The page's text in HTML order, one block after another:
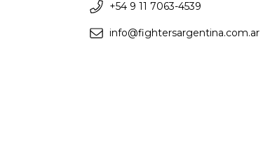
+54 9 11 7063-4539
info@fightersargentina.com.ar